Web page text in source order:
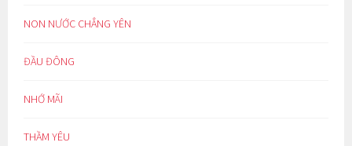
NON NƯỚC CHẲNG YÊN
ĐẦU ĐÔNG
NHỚ MÃI
THẦM YÊU